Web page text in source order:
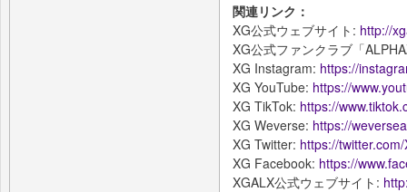
関連リンク：
XG公式ウェブサイト: http://
XG公式ファンクラブ「
XG Instagram: https://
XG YouTube: https://
XG TikTok: https://
XG Weverse: https://
XG Twitter: https://
XG Facebook: https://
XGALX公式ウェブサイト: